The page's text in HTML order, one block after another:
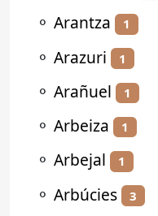
⚬ Arantza 1
⚬ Arazuri 1
⚬ Arañuel 1
⚬ Arbeiza 1
⚬ Arbejal 1
⚬ Arbúcies 3